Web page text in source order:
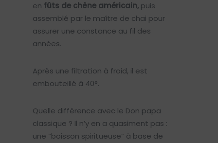
en fûts de chêne américain,puis
assemblé par le maître de chai pour
assurer une constance au fil des
années.
Après une filtration à froid, il est
embouteillé à 40°.
Quelle différence avec le Don papa
classique ? Il n’y en a quasiment pas :
une “boisson spiritueuse” à base de